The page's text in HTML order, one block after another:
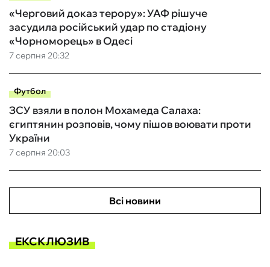
7 серпня 20:32
«Черговий доказ терору»: УАФ рішуче
засудила російський удар по стадіону
«Чорноморець» в Одесі
Футбол
7 серпня 20:03
ЗСУ взяли в полон Мохамеда Салаха:
єгиптянин розповів, чому пішов воювати проти
України
Всі новини
ЕКСКЛЮЗИВ